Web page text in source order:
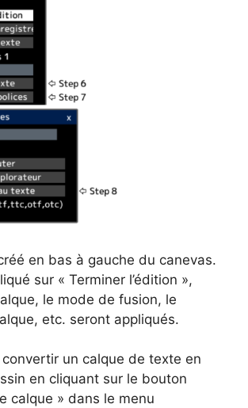
en bas à gauche du canevas.
sur « Terminer l’édition »,
le mode de fusion, le
etc. seront appliqués.
un calque de texte en
en cliquant sur le bouton
calque » dans le menu